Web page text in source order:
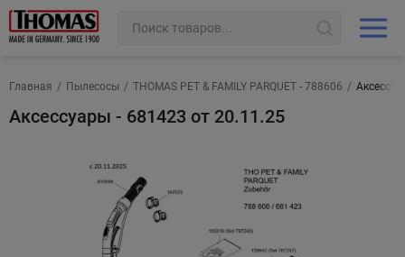
Главная / Пылесосы / THOMAS PET & FAMILY PARQUET - 788606 /
Аксессуары - 681423 от 20.11.25